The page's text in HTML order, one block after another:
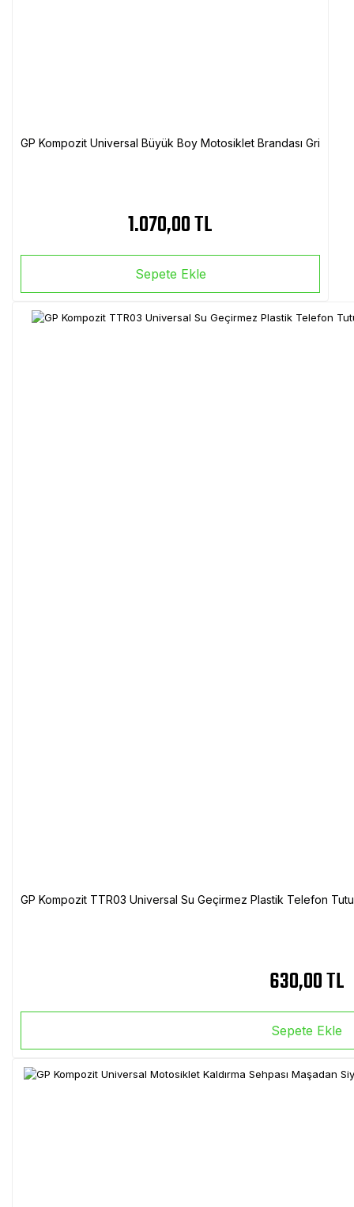
GP Kompozit Universal Büyük Boy Motosiklet Brandası Gri
1.070,00 TL
Sepete Ekle
GP Kompozit TTR03 Universal Su Geçirmez Plastik Telefon
630,00 TL
Sepete Ekle